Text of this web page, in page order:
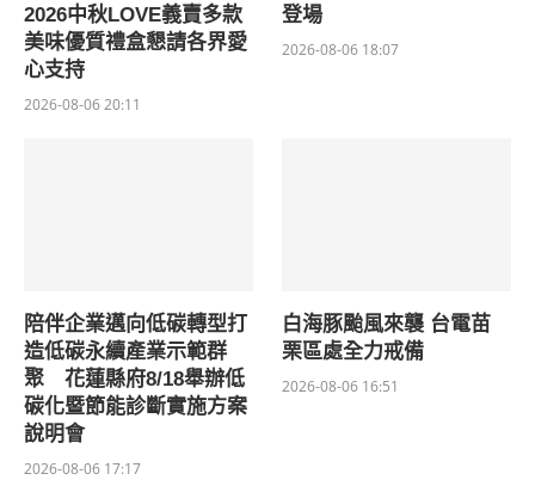
2026中秋LOVE義賣多款
美味優質禮盒懇請各界愛
心支持
2026-08-06 20:11
登場
2026-08-06 18:07
陪伴企業邁向低碳轉型打
造低碳永續產業示範群
聚 花蓮縣府8/18舉辦低
碳化暨節能診斷實施方案
說明會
2026-08-06 17:17
白海豚颱風來襲 台電苗
栗區處全力戒備
2026-08-06 16:51